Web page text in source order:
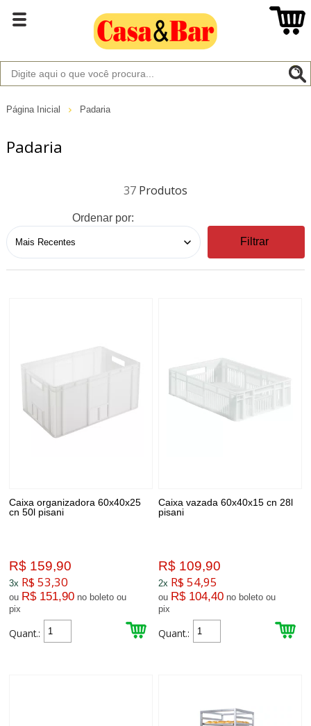
Página Inicial Padaria
Padaria
37
Ordenar por:
Filtrar
Caixa organizadora 60x40x25
cn 50l pisani
R$ 159,90
3x R$ 53,30
ou R$ 151,90 no boleto ou
pix
Quant.:
Caixa vazada 60x40x15 cn 28l
pisani
R$ 109,90
2x R$ 54,95
ou R$ 104,40 no boleto ou
pix
Quant.: